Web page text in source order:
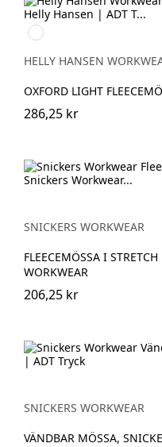
990
BLACK
HELLY HANSEN
OXFORD LIGHT
286,25 kr
SNICKERS WORKWEAR
FLEECEMÖSSA I
WORKWEAR
206,25 kr
SNICKERS WORKWEAR
VÄNDBAR MÖSSA,